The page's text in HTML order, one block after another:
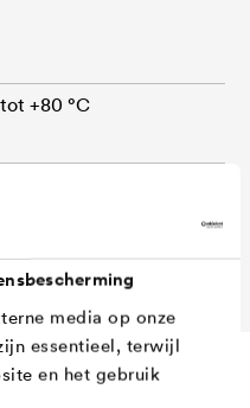
media op onze
essentieel, terwijl
en het gebruik
+80 °C
m (Art.-nr. 02207462)